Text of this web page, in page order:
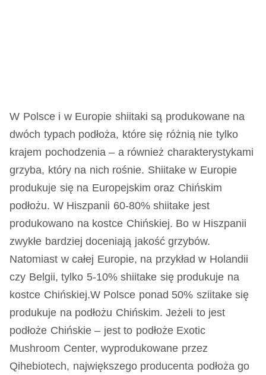
W Polsce i w Europie shiitaki są produkowane na
dwóch typach podłoża, które się różnią nie tylko
krajem pochodzenia – a również charakterystykami
grzyba, który na nich rośnie. Shiitake w Europie
produkuje się na Europejskim oraz Chińskim
podłożu. W Hiszpanii 60-80% shiitake jest
produkowano na kostce Chińskiej. Bo w Hiszpanii
zwykłe bardziej doceniają jakość grzybów.
Natomiast w całej Europie, na przykład w Holandii
czy Belgii, tylko 5-10% shiitake się produkuje na
kostce Chińskiej.W Polsce ponad 50% sziitake się
produkuje na podłożu Chińskim. Jeżeli to jest
podłoże Chińskie – jest to podłoże Exotic
Mushroom Center, wyprodukowane przez
Qihebiotech, największego producenta podłoża go